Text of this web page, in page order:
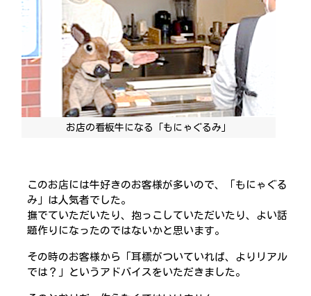
お店の看板牛になる「もにゃぐるみ」
このお店には牛好きのお客様が多いので、「もにゃぐる
み」は人気者でした。
撫でていただいたり、抱っこしていただいたり、よい話
題作りになったのではないかと思います。
その時のお客様から「耳標がついていれば、よりリアル
では？」というアドバイスをいただきました。